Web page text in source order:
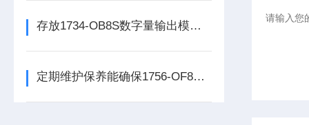
存放1734-OB8S数字量输出模块时所需要考虑的方面分享
定期维护保养能确保1756-OF8处理器模块的长期稳定性